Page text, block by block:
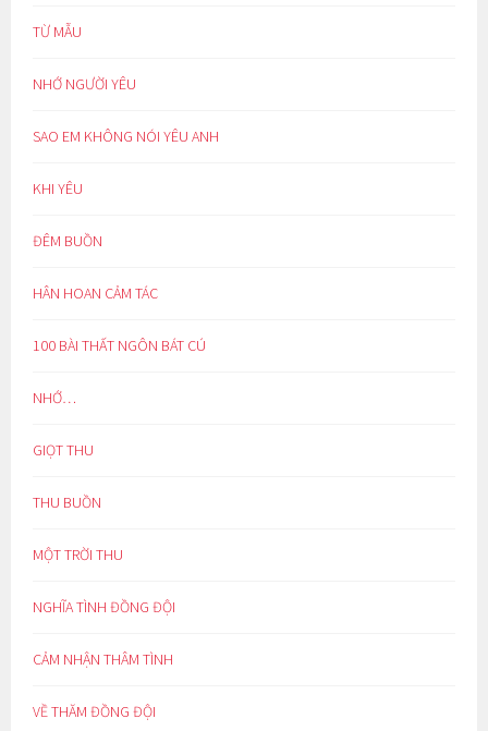
TỪ MẪU
NHỚ NGƯỜI YÊU
SAO EM KHÔNG NÓI YÊU ANH
KHI YÊU
ĐÊM BUỒN
HÂN HOAN CẢM TÁC
100 BÀI THẤT NGÔN BÁT CÚ
NHỚ…
GIỌT THU
THU BUỒN
MỘT TRỜI THU
NGHĨA TÌNH ĐỒNG ĐỘI
CẢM NHẬN THÂM TÌNH
VỀ THĂM ĐỒNG ĐỘI